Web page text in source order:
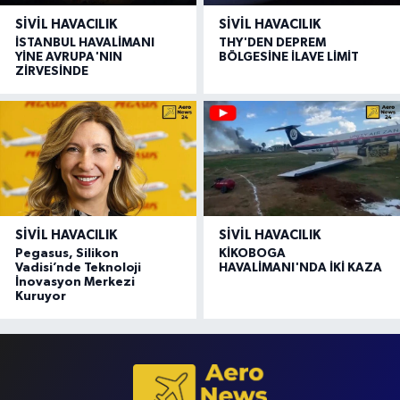
SIVIL HAVACILIK
İSTANBUL HAVALİMANI
YİNE AVRUPA'NIN
ZİRVESİNDE
SIVIL HAVACILIK
THY'DEN DEPREM
BÖLGESİNE İLAVE LİMİT
SIVIL HAVACILIK
Pegasus, Silikon
Vadisi’nde Teknoloji
İnovasyon Merkezi
Kuruyor
SIVIL HAVACILIK
KİKOBOGA
HAVALİMANI'NDA İKİ KAZA